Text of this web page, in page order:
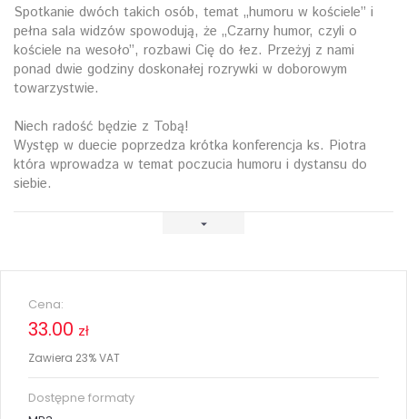
Spotkanie dwóch takich osób, temat „humoru w kościele” i
pełna sala widzów spowodują, że „Czarny humor, czyli o
kościele na wesoło”, rozbawi Cię do łez. Przeżyj z nami
ponad dwie godziny doskonałej rozrywki w doborowym
towarzystwie.
Niech radość będzie z Tobą!
Występ w duecie poprzedza krótka konferencja ks. Piotra
która wprowadza w temat poczucia humoru i dystansu do
siebie.
Cena:
33.00 zł
Zawiera 23% VAT
Dostępne formaty